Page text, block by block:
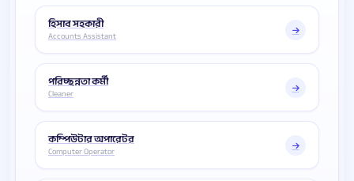
হিসাব সহকারী
Accounts Assistant
পরিচ্ছন্নতা কর্মী
Cleaner
কম্পিউটার অপারেটর
Computer Operator